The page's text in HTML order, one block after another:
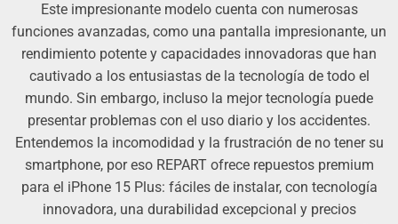
Este impresionante modelo cuenta con numerosas
funciones avanzadas, como una pantalla impresionante, un
rendimiento potente y capacidades innovadoras que han
cautivado a los entusiastas de la tecnología de todo el
mundo. Sin embargo, incluso la mejor tecnología puede
presentar problemas con el uso diario y los accidentes.
Entendemos la incomodidad y la frustración de no tener su
smartphone, por eso REPART ofrece repuestos premium
para el iPhone 15 Plus: fáciles de instalar, con tecnología
innovadora, una durabilidad excepcional y precios